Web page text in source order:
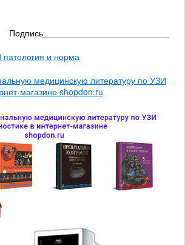
Подпись__________________________
и норма
медицинскую литературу по УЗИ
магазине shopdon.ru